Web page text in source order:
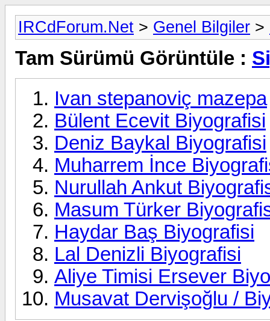
IRCdForum.Net > Genel Bilgiler >
Tam Sürümü Görüntüle :
Ivan stepanoviç mazepa
Bülent Ecevit Biyografisi
Deniz Baykal Biyografisi
Muharrem İnce
Nurullah Ankut
Masum Türker
Haydar Baş Biyografisi
Lal Denizli Biyografisi
Aliye Timisi Ersever
Musavat Dervişoğlu /